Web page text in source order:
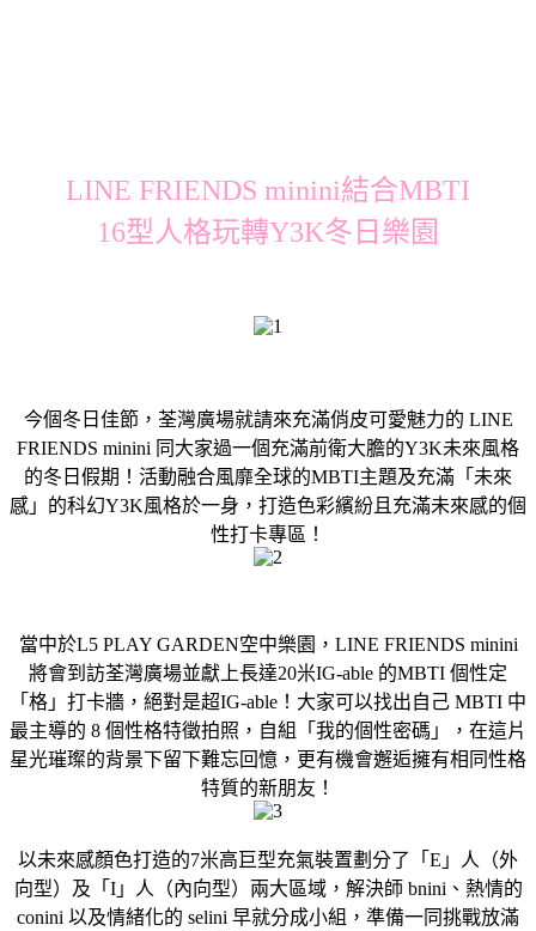
LINE FRIENDS minini結合MBTI
16型人格玩轉Y3K冬日樂園
今個冬日佳節，荃灣廣場就請來充滿俏皮可愛魅力的 LINE
FRIENDS minini 同大家過一個充滿前衛大膽的Y3K未來風格
的冬日假期！活動融合風靡全球的MBTI主題及充滿「未來
感」的科幻Y3K風格於一身，打造色彩繽紛且充滿未來感的個
性打卡專區！
當中於L5 PLAY GARDEN空中樂園，LINE FRIENDS minini
將會到訪荃灣廣場並獻上長達20米IG-able 的MBTI 個性定
「格」打卡牆，絕對是超IG-able！大家可以找出自己 MBTI 中
最主導的 8 個性格特徵拍照，自組「我的個性密碼」，在這片
星光璀璨的背景下留下難忘回憶，更有機會邂逅擁有相同性格
特質的新朋友！
以未來感顏色打造的7米高巨型充氣裝置劃分了「E」人（外
向型）及「I」人（內向型）兩大區域，解決師 bnini、熱情的
conini 以及情緒化的 selini 早就分成小組，準備一同挑戰放滿